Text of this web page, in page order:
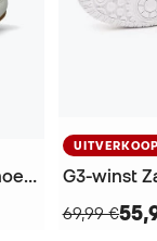
Tiempo Street Gato Zaalvoetbalschoenen
UITVERKOOP
G3-winst
69,99 €